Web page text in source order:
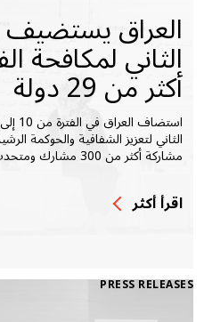
العراق يستضيف
الثاني لمكافحة
أكثر من 29 دولة
الثاني لتعزيز الشفافية والحوكمة
مشاركة أكثر من 300 مشارك ومتحدث…
اقرأ أكثر
PRESS RELEASES